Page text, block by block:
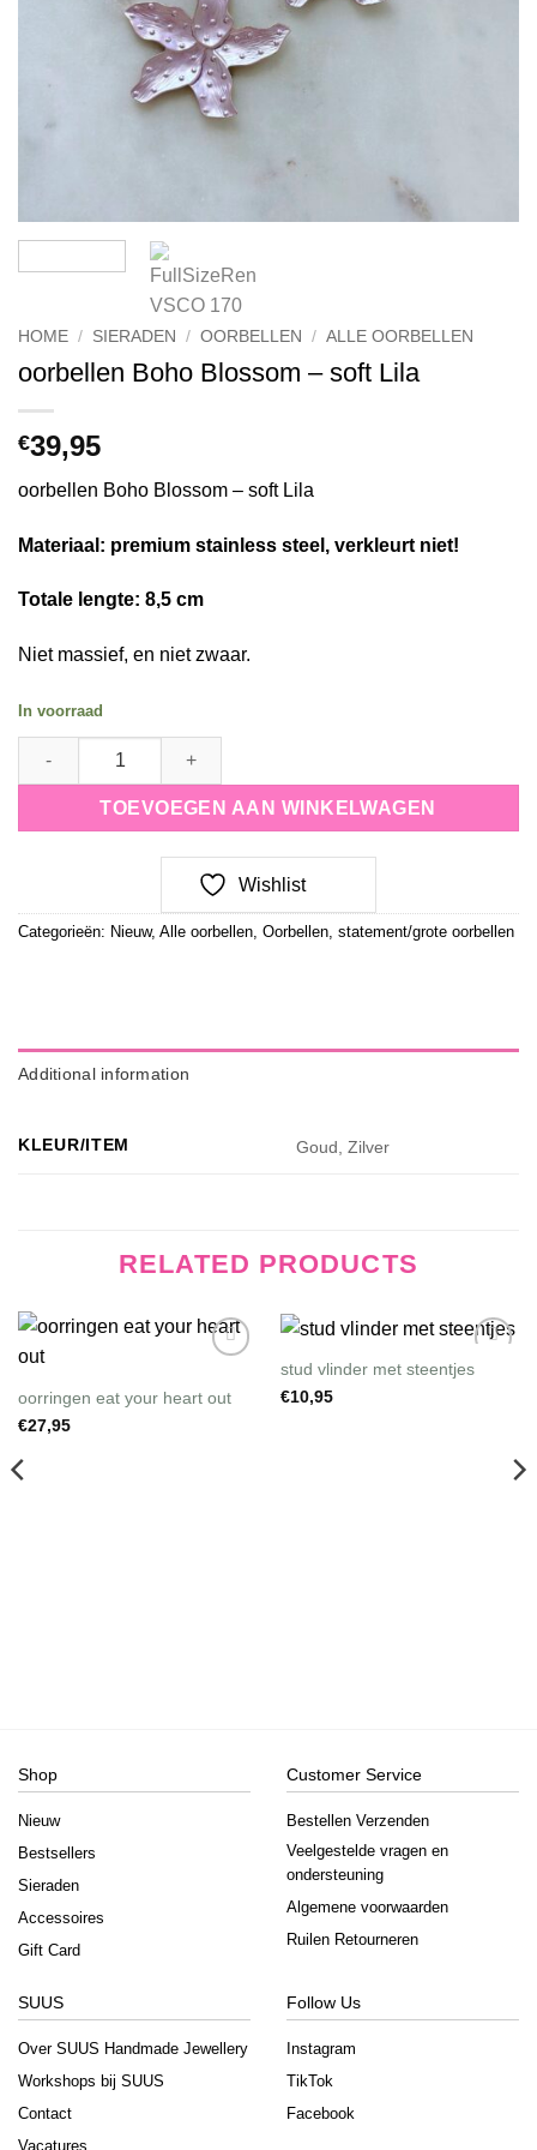
HOME / SIERADEN / OORBELLEN / ALLE OORBELLEN
oorbellen Boho Blossom – soft Lila
€39,95
oorbellen Boho Blossom – soft Lila
Materiaal: premium stainless steel, verkleurt niet!
Totale lengte: 8,5 cm
Niet massief, en niet zwaar.
In voorraad
TOEVOEGEN AAN WINKELWAGEN
Wishlist
Categorieën: Nieuw, Alle oorbellen Oorbellen statement/grote oorbellen
Additional information
KLEUR/ITEM Goud, Zilver
RELATED PRODUCTS
oorringen eat your heart out
€27,95
Wishlist
stud vlinder met steentjes
€10,95
Shop
Nieuw
Bestsellers
Sieraden
Accessoires
Gift Card
Customer Service
Bestellen Verzenden
Veelgestelde vragen en
ondersteuning
Algemene voorwaarden
Ruilen Retourneren
SUUS
Over SUUS Handmade Jewellery
Workshops bij SUUS
Contact
Vacatures
Follow Us
Instagram
TikTok
Facebook